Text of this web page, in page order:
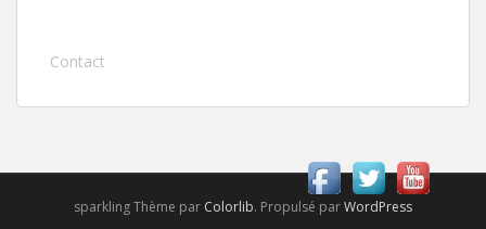
Contact
sparkling Thème par Colorlib. Propulsé parWordPress